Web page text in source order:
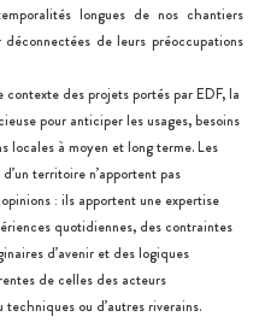
longues de nos chantiers
déconnectées de leurs préoccupations
contexte des projets portés par EDF, la
pour anticiper les usages, besoins
locales à moyen et long terme. Les
territoire n’apportent pas
: ils apportent une expertise
quotidiennes, des contraintes
d’avenir et des logiques
de celles des acteurs
ou d’autres riverains.